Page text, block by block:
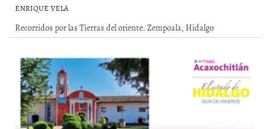
ENRIQUE VELA
Recorridos por las Tierras del oriente. Zempoala, Hidalgo